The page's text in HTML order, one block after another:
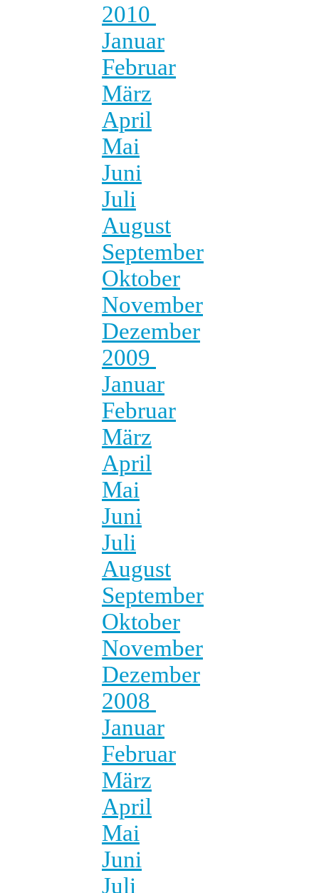
2010
Januar
Februar
März
April
Mai
Juni
Juli
August
September
Oktober
November
Dezember
2009
Januar
Februar
März
April
Mai
Juni
Juli
August
September
Oktober
November
Dezember
2008
Januar
Februar
März
April
Mai
Juni
Juli